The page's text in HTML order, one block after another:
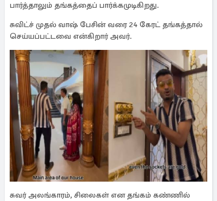
பார்த்தாலும் தங்கத்தைப் பார்க்கமுடிகிறது.
சுவிட்ச் முதல் வாஷ் பேசின் வரை 24 கேரட் தங்கத்தால்
செய்யப்பட்டவை என்கிறார் அவர்.
சுவர் அலங்காரம், சிலைகள் என தங்கம் கண்ணில்